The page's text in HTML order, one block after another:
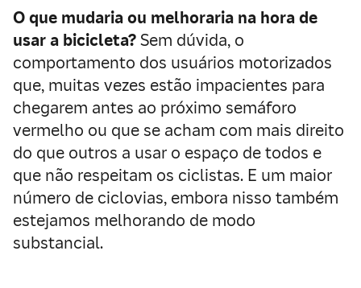
O que mudaria ou melhoraria na hora de
usar a bicicleta?Sem dúvida, o
comportamento dos usuários motorizados
que, muitas vezes estão impacientes para
chegarem antes ao próximo semáforo
vermelho ou que se acham com mais direito
do que outros a usar o espaço de todos e
que não respeitam os ciclistas. E um maior
número de ciclovias, embora nisso também
estejamos melhorando de modo
substancial.